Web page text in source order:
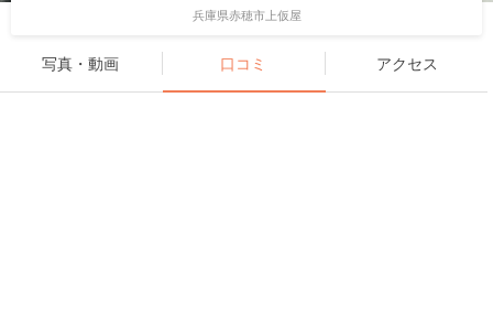
兵庫県赤穂市上仮屋
写真・動画 口コミ アクセス